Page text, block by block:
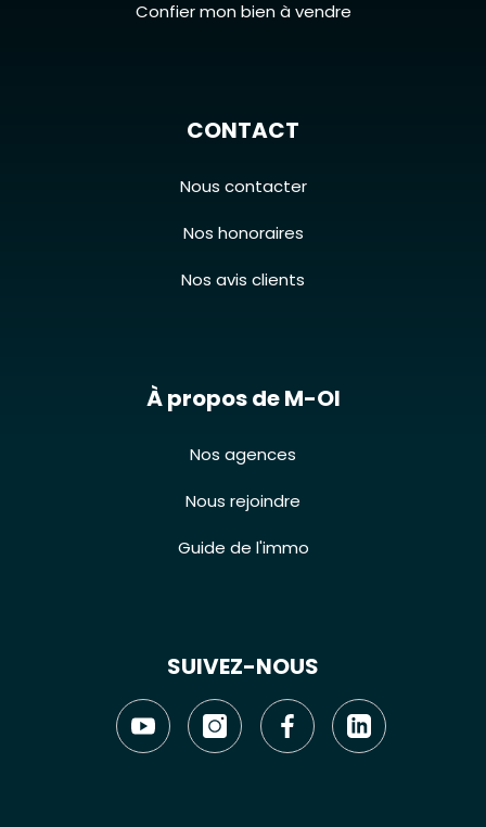
Confier mon bien à vendre
CONTACT
Nous contacter
Nos honoraires
Nos avis clients
À propos de M-OI
Nos agences
Nous rejoindre
Guide de l'immo
SUIVEZ-NOUS